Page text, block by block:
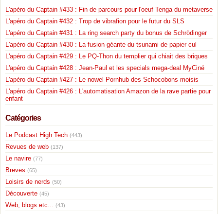
L'apéro du Captain #433 : Fin de parcours pour l'oeuf Tenga du metaverse
L'apéro du Captain #432 : Trop de vibrafion pour le futur du SLS
L'apéro du Captain #431 : La ring search party du bonus de Schrödinger
L'apéro du Captain #430 : La fusion géante du tsunami de papier cul
L'apéro du Captain #429 : Le PQ-Thon du templier qui chiait des briques
L'apéro du Captain #428 : Jean-Paul et les specials mega-deal MyCiné
L'apéro du Captain #427 : Le nowel Pornhub des Schocobons moisis
L'apéro du Captain #426 : L'automatisation Amazon de la rave partie pour
enfant
Catégories
Le Podcast High Tech (443)
Revues de web (137)
Le navire (77)
Breves (65)
Loisirs de nerds (50)
Découverte (45)
Web, blogs etc... (43)